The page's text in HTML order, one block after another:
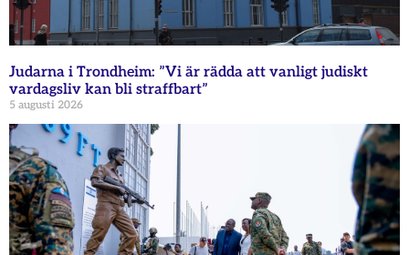
Judarna i Trondheim: ”Vi är rädda att vanligt judiskt
vardagsliv kan bli straffbart”
5 augusti 2026